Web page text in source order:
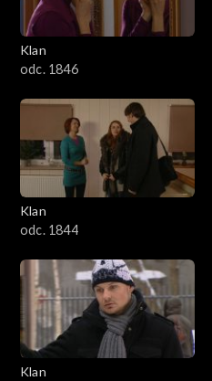
Klan
odc. 1846
Klan
odc. 1844
Klan